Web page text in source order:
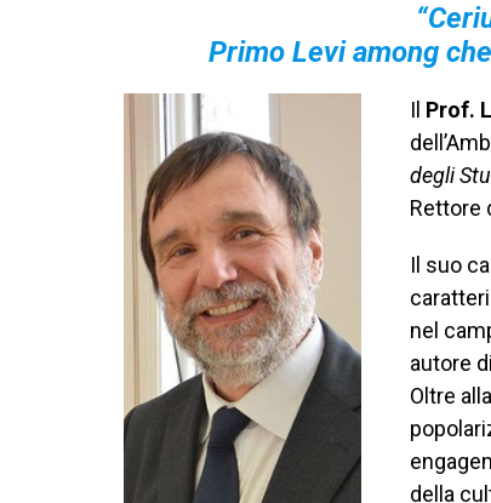
Primo Levi among
Il Prof.
degli
Rettore
Il suo
nel
autore
Oltre
della